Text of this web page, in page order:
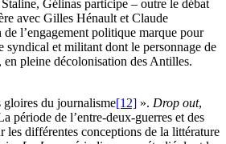
Gélinas participe – outre le débat
avec Gilles Hénault et Claude
l’engagement politique marque pour
syndical et militant dont le personnage de
pleine décolonisation des Antilles.
gloires du journalisme[12] ». Drop out,
période de l’entre-deux-guerres et des
les différentes conceptions de la littérature